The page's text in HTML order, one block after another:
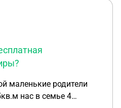
маленькие родители
нас в семье 4